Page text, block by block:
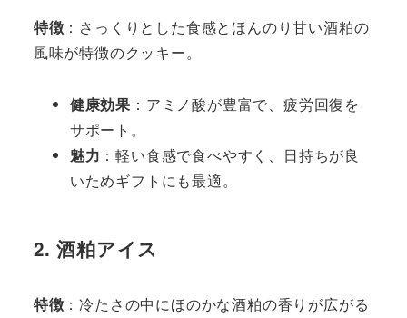
特徴 ：さっくりとした食感とほんのり甘い酒粕の
風味が特徴のクッキー。
健康効果 ：アミノ酸が豊富で、疲労回復を
サポート。
魅力 ：軽い食感で食べやすく、日持ちが良
いためギフトにも最適。
2. 酒粕アイス
特徴 ：冷たさの中にほのかな酒粕の香りが広がる